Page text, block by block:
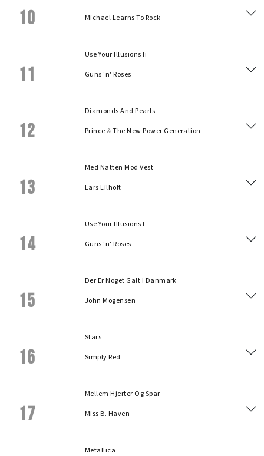
10
Michael Learns To Rock
11
Use Your Illusions Ii
Guns 'n' Roses
12
Diamonds And Pearls
Prince &The New Power Generation
13
Med Natten Mod Vest
Lars Lilholt
14
Use Your Illusions I
Guns 'n' Roses
15
Der Er Noget Galt I Danmark
John Mogensen
16
Stars
Simply Red
17
Mellem Hjerter Og Spar
Miss B. Haven
Metallica